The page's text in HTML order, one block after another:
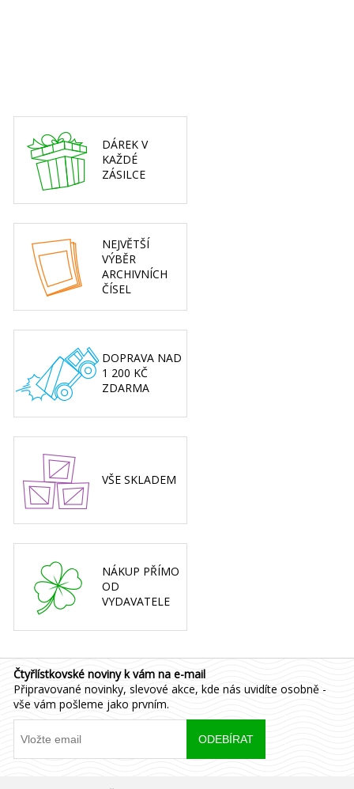
DÁREK V
KAŽDÉ
ZÁSILCE
NEJVĚTŠÍ
VÝBĚR
ARCHIVNÍCH
ČÍSEL
DOPRAVA NAD
1 200 KČ
ZDARMA
VŠE SKLADEM
NÁKUP PŘÍMO
OD
VYDAVATELE
Čtyřlístkovské noviny k vám na e-mail
Připravované novinky, slevové akce, kde nás uvidíte osobně -
vše vám pošleme jako prvním.